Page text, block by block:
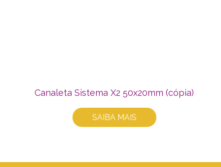
Canaleta Sistema X2 50x20mm (cópia)
SAIBA MAIS